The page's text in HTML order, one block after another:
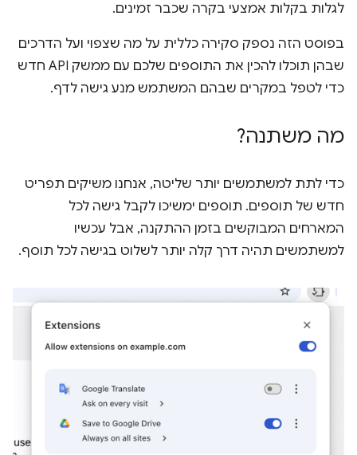
לגלות בקלות אמצעי בקרה שכבר זמינים.
בפוסט הזה נספק סקירה כללית על מה שצפוי ועל הדרכים
שבהן תוכלו להכין את התוספים שלכם עם ממשק API חדש
כדי לטפל במקרים שבהם המשתמש מנע גישה לדף.
מה משתנה?
כדי לתת למשתמשים יותר שליטה, אנחנו משיקים תפריט
חדש של תוספים. תוספים ימשיכו לקבל גישה לכל
המארחים המבוקשים בזמן ההתקנה, אבל עכשיו
למשתמשים תהיה דרך קלה יותר לשלוט בגישה לכל תוסף.